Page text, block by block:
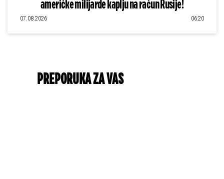
američke milijarde kaplju na račun Rusije!
07.08.2026 06:20
PREPORUKA ZA VAS